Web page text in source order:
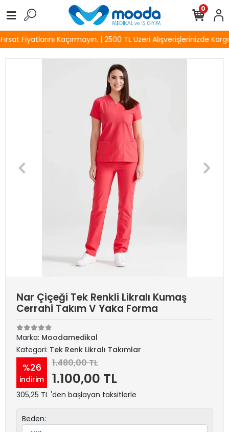
Fiyatlarını Kaçırmayın. | 2500 TL Üzeri Alışverişlerinizde
0
Nar Çiçeği Tek Renkli Likralı Kumaş
Cerrahi Takım V Yaka Forma
Marka: Moodamedikal
Kategori: Tek Renk Likralı Takımlar
%26
indirim
1.480,00 TL
1.100,00 TL
305,25 TL 'den başlayan taksitlerle
Beden: